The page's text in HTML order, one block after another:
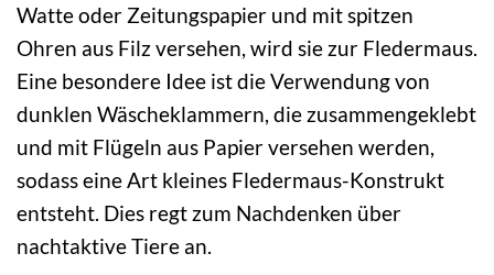
Watte oder Zeitungspapier und mit spitzen
Ohren aus Filz versehen, wird sie zur Fledermaus.
Eine besondere Idee ist die Verwendung von
dunklen Wäscheklammern, die zusammengeklebt
und mit Flügeln aus Papier versehen werden,
sodass eine Art kleines Fledermaus-Konstrukt
entsteht. Dies regt zum Nachdenken über
nachtaktive Tiere an.